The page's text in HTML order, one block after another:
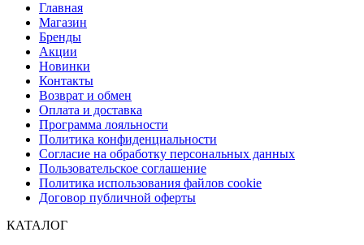
Главная
Магазин
Бренды
Акции
Новинки
Контакты
Возврат и обмен
Оплата и доставка
Программа лояльности
Политика конфиденциальности
Согласие на обработку персональных данных
Пользовательское соглашение
Политика использования файлов cookie
Договор публичной оферты
КАТАЛОГ